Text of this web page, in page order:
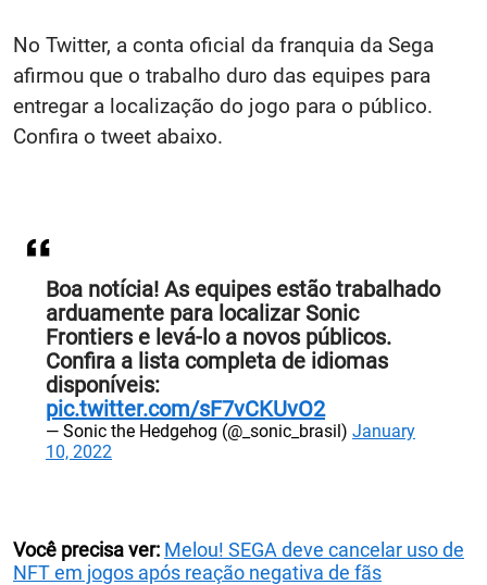
No Twitter, a conta oficial da franquia da Sega
afirmou que o trabalho duro das equipes para
entregar a localização do jogo para o público.
Confira o tweet abaixo.
Boa notícia! As equipes estão trabalhado
arduamente para localizar Sonic
Frontiers e levá-lo a novos públicos.
Confira a lista completa de idiomas
disponíveis:
pic.twitter.com/sF7vCKUvO2
— Sonic the Hedgehog (@_sonic_brasil) January
10, 2022
Você precisa ver: Melou! SEGA deve cancelar uso de
NFT em jogos após reação negativa de fãs